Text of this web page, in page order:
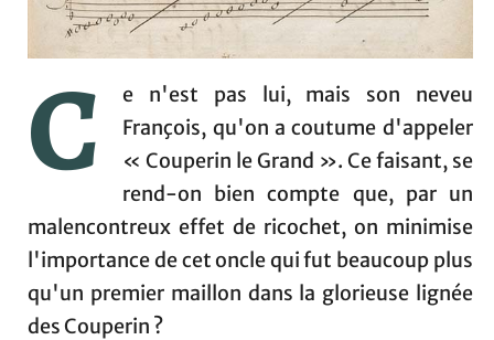
C
e n'est pas lui, mais son neveu
François, qu'on a coutume d'appeler
« Couperin le Grand ». Ce faisant, se
rend-on bien compte que, par un
malencontreux effet de ricochet, on minimise
l'importance de cet oncle qui fut beaucoup plus
qu'un premier maillon dans la glorieuse lignée
des Couperin ?